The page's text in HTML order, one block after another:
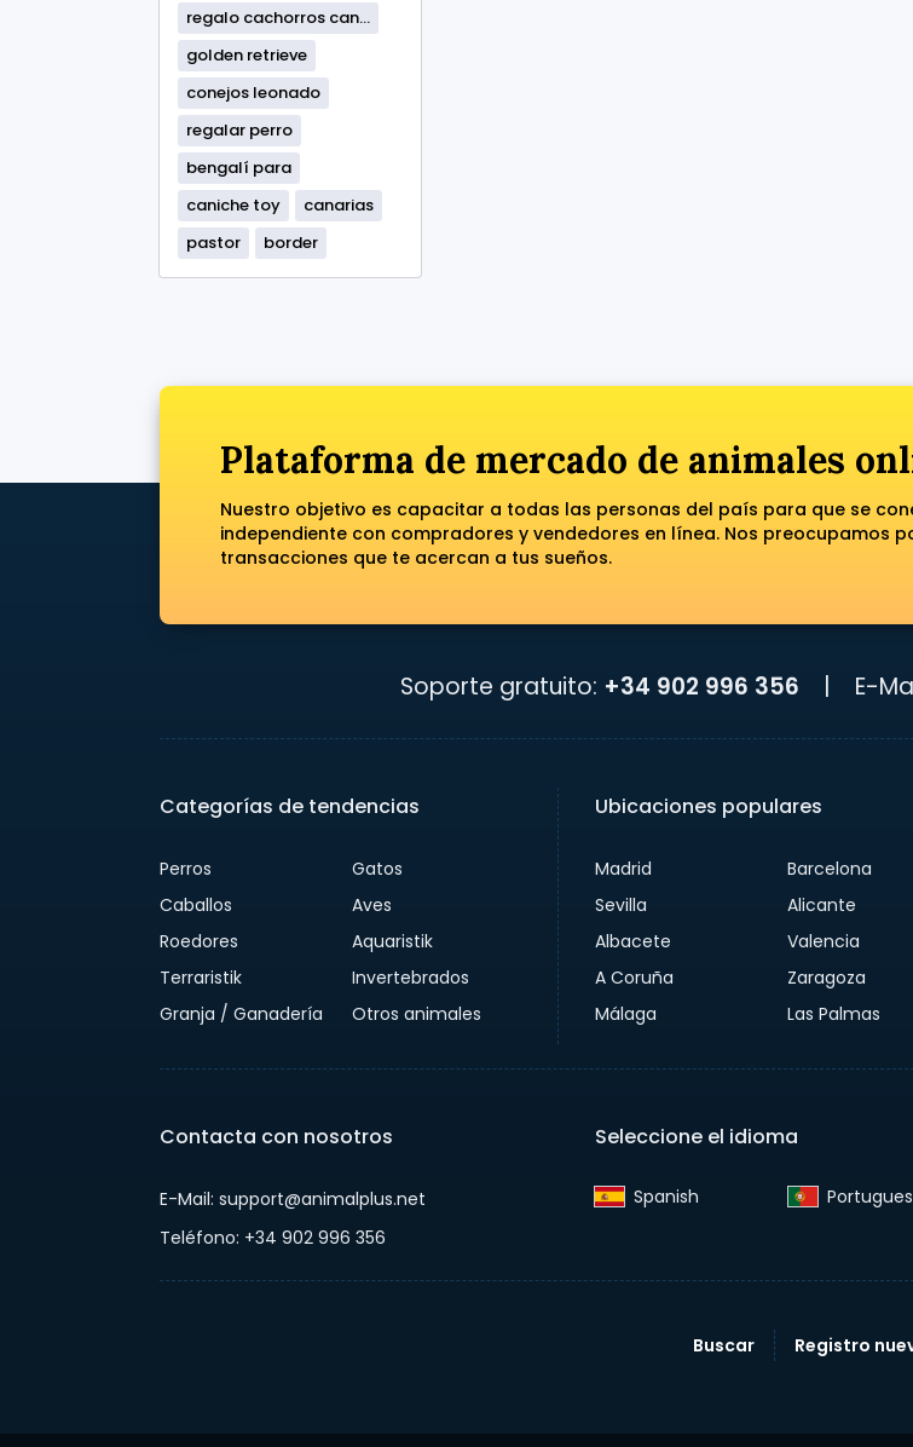
regalo cachorros can...
golden retrieve
conejos leonado
regalar perro
bengalí para
caniche toy
canarias
pastor
border
Plataforma de mercado de animales
Nuestro objetivo es capacitar a todas las personas del país para que se
independiente con compradores y vendedores en línea. Nos preocupamos
transacciones que te acercan a tus sueños.
Soporte gratuito: +34 902 996 356 E-
Categorías de tendencias
Perros
Gatos
Caballos
Aves
Roedores
Aquaristik
Terraristik
Invertebrados
Granja / Ganadería
Otros animales
Ubicaciones populares
Madrid
Barcelona
Sevilla
Alicante
Albacete
Valencia
A Coruña
Zaragoza
Málaga
Las Palmas
Contacta con nosotros
E-Mail: support@animalplus.net
Teléfono: +34 902 996 356
Seleccione el idioma
Spanish‎ Portugues‎
Buscar Registro